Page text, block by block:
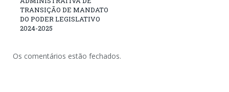
TRANSIÇÃO DE MANDATO
DO PODER LEGISLATIVO
2024-2025
Os comentários estão fechados.